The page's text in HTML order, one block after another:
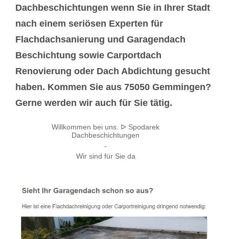
Dachbeschichtungen wenn Sie in Ihrer Stadt
nach einem seriösen Experten für
Flachdachsanierung und Garagendach
Beschichtung sowie Carportdach
Renovierung oder Dach Abdichtung gesucht
haben. Kommen Sie aus 75050 Gemmingen?
Gerne werden wir auch für Sie tätig.
Willkommen bei uns. ᐅ Spodarek
Dachbeschichtungen
-
Wir sind für Sie da